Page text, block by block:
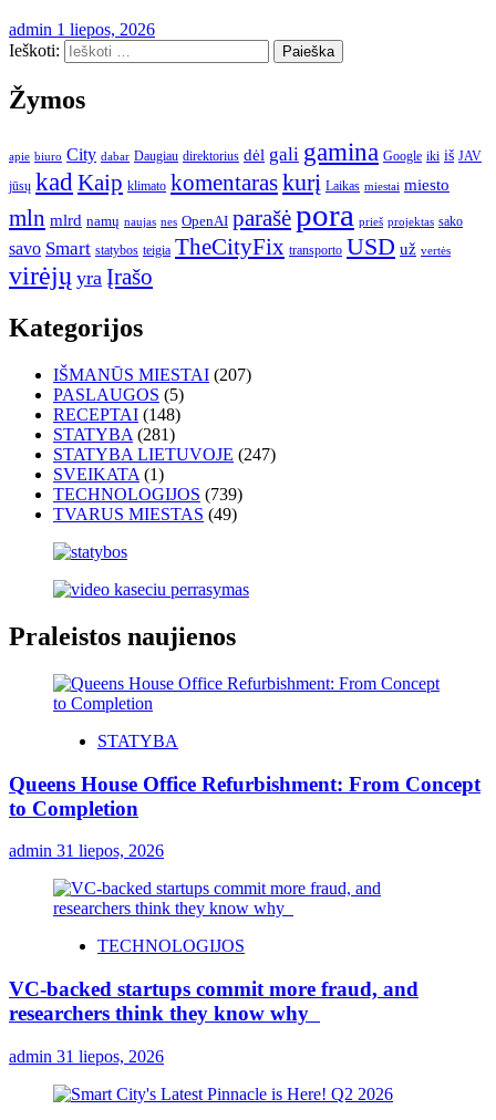
admin 1 liepos, 2026
Ieškoti:
Žymos
apie biuro City dabar Daugiau direktorius dėl gali gamina Google iki iš JAV
jūsų kad Kaip klimato komentaraskurį Laikas miestai miesto
mln mlrd namų naujas nes OpenAI parašėpora prieš projektas sako
savo Smart statybos teigia TheCityFix transporto USD už vertės
virėjų yra Įrašo
Kategorijos
IŠMANŪS MIESTAI (207)
PASLAUGOS (5)
RECEPTAI (148)
STATYBA (281)
STATYBA LIETUVOJE (247)
SVEIKATA (1)
TECHNOLOGIJOS (739)
TVARUS MIESTAS (49)
Praleistos naujienos
STATYBA
Queens House Office Refurbishment: From Concept
to Completion
admin 31 liepos, 2026
TECHNOLOGIJOS
VC-backed startups commit more fraud, and
researchers think they know why
admin 31 liepos, 2026